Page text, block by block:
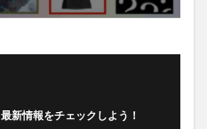
最新情報をチェックしよう！